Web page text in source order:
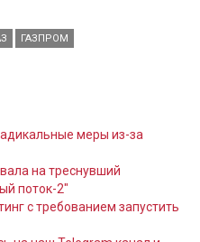
ГАЗПРОМ
меры из-за
на треснувший
поток-2"
с требованием запустить